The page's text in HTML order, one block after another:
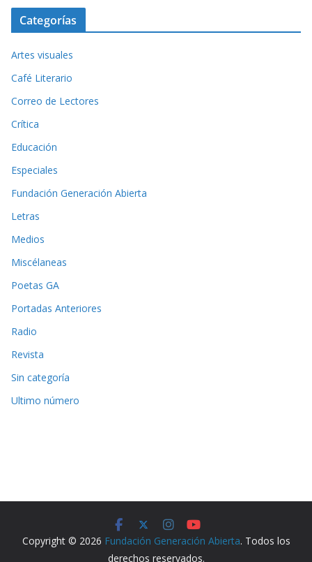
Categorías
Artes visuales
Café Literario
Correo de Lectores
Crítica
Educación
Especiales
Fundación Generación Abierta
Letras
Medios
Miscélaneas
Poetas GA
Portadas Anteriores
Radio
Revista
Sin categoría
Ultimo número
Copyright © 2026 Fundación Generación Abierta. Todos los
derechos reservados.